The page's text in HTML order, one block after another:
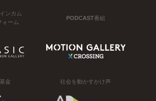
ンカム
ォーム
PODCAST番組
金 社会を動かすかけ声